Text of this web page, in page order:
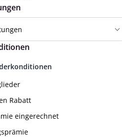
Rabatt
eingerechnet